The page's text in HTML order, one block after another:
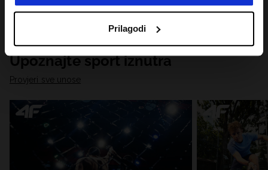
Prilagodi
Upoznajte sport iznutra
Provjeri sve unose